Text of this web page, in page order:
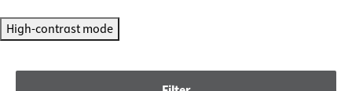
High-contrast mode